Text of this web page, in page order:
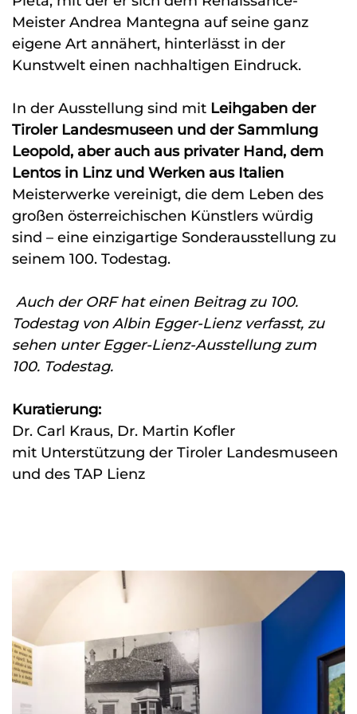
Meister Andrea Mantegna auf seine ganz
eigene Art annähert, hinterlässt in der
Kunstwelt einen nachhaltigen Eindruck.
In der Ausstellung sind mit Leihgaben der
Tiroler Landesmuseen und der Sammlung
Leopold, aber auch aus privater Hand, dem
Lentos in Linz und Werken aus Italien
Meisterwerke vereinigt, die dem Leben des
großen österreichischen Künstlers würdig
sind – eine einzigartige Sonderausstellung zu
seinem 100. Todestag.
Auch der ORF hat einen Beitrag zu 100.
Todestag von Albin Egger-Lienz verfasst, zu
sehen unter Egger-Lienz-Ausstellung zum
100. Todestag.
Kuratierung:
Dr. Carl Kraus, Dr. Martin Kofler
mit Unterstützung der Tiroler Landesmuseen
und des TAP Lienz